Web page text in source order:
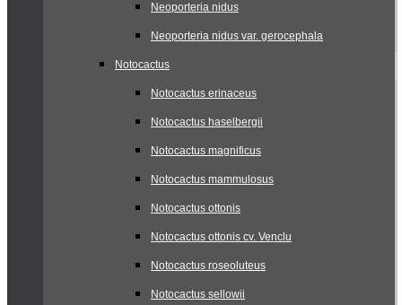
Neoporteria nidus
Neoporteria nidus var. gerocephala
Notocactus
Notocactus erinaceus
Notocactus haselbergii
Notocactus magnificus
Notocactus mammulosus
Notocactus ottonis
Notocactus ottonis cv. Venclu
Notocactus roseoluteus
Notocactus sellowii